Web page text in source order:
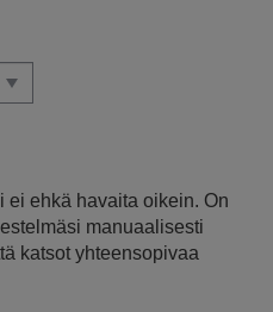
ei ehkä havaita oikein. On
manuaalisesti
katsot yhteensopivaa